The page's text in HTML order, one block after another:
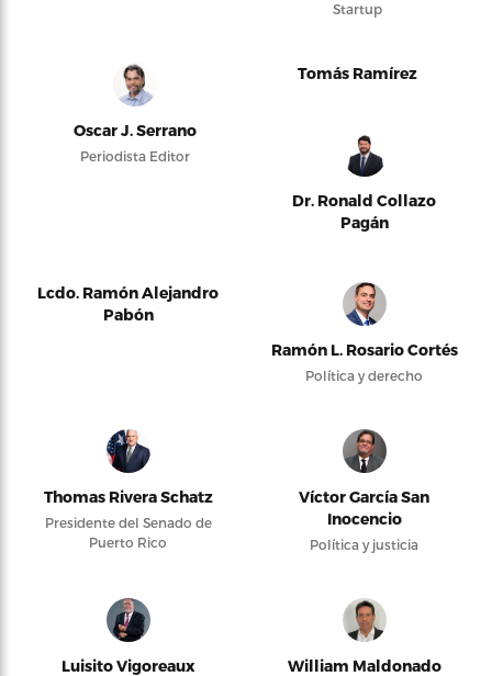
Startup
Oscar J. Serrano
Periodista Editor
Tomás Ramírez
Dr. Ronald Collazo
Pagán
Lcdo. Ramón Alejandro
Pabón
Ramón L. Rosario Cortés
Política y derecho
Thomas Rivera Schatz
Presidente del Senado de
Puerto Rico
Víctor García San
Inocencio
Política y justicia
Luisito Vigoreaux William Maldonado